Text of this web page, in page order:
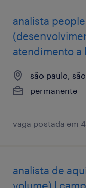
analista
atendimento a
são paulo,
permanente
vaga postada em
analista de
volume) |